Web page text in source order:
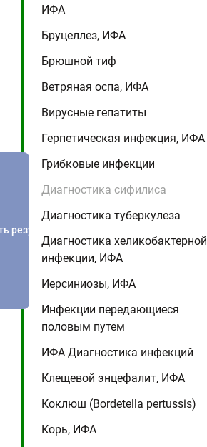
ИФА
Бруцеллез, ИФА
Брюшной тиф
Ветряная оспа, ИФА
Вирусные гепатиты
Герпетическая инфекция, ИФА
Грибковые инфекции
Диагностика сифилиса
Диагностика туберкулеза
Диагностика хеликобактерной
инфекции, ИФА
Иерсиниозы, ИФА
Инфекции передающиеся
половым путем
ИФА Диагностика инфекций
Клещевой энцефалит, ИФА
Коклюш (Bordetella pertussis)
Корь, ИФА
результатов